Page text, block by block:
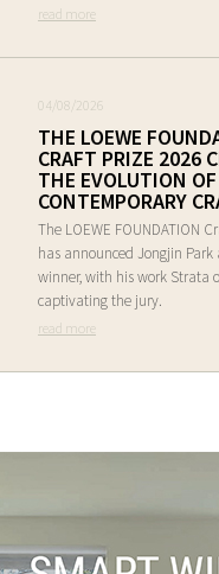
read more
04/08/2026
THE LOEWE
CRAFT PRIZE 2026
THE EVOLUTION OF
CONTEMPORARY
The LOEWE FOUNDATION
has announced Jongjin Park
winner, with his work Strata
captivating the jury.
read more